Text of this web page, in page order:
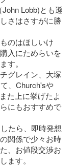
Lobb)とも遜
さはさすがに勝
のはほしいけ
入にためらいを
す。
グレイン、大塚
、Church'sや
た上に挙げたよ
にもおすすめで
たら、即時発想
関係で少々お時
、お値段交渉お
ます。